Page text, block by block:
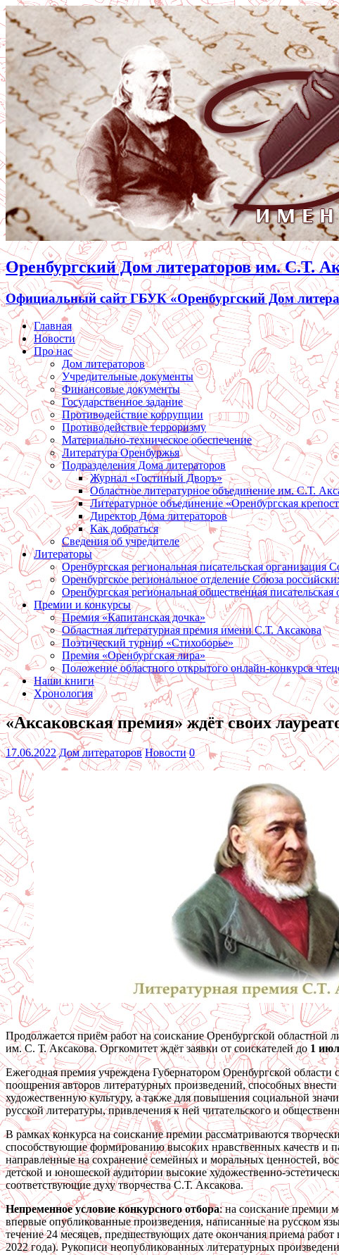
Оренбургский Дом литераторов им. С.Т.
Официальный сайт ГБУК «Оренбургский Дом
Главная
Новости
Про нас
Дом литераторов
Учредительные документы
Финансовые документы
Государственное задание
Противодействие коррупции
Противодействие терроризму
Материально-техническое обеспечение
Литература Оренбуржья
Подразделения Дома литераторов
Журнал «Гостиный Дворъ»
Областное литературное объединение им. С.Т.
Литературное объединение «Оренбургская
Директор Дома литераторов
Как добраться
Сведения об учредителе
Литераторы
Оренбургская региональная писательская организация
Оренбургское региональное отделение Союза
Оренбургская региональная общественная писательская
Премии и конкурсы
Премия «Капитанская дочка»
Областная литературная премия имени С.Т. Аксакова
Поэтический турнир «Стихоборье»
Премия «Оренбургская лира»
Положение областного открытого онлайн-конкурса
Наши книги
Хронология
«Аксаковская премия» ждёт своих
17.06.2022 Дом литераторов Новости 0
Продолжается приём работ на соискание Оренбургской областной
им. С. Т. Аксакова. Оргкомитет ждёт заявки от соискателей до 1
Ежегодная премия учреждена Губернатором Оренбургской области
поощрения авторов литературных произведений, способных
художественную культуру, а также для повышения социальной
русской литературы, привлечения к ней читательского и
В рамках конкурса на соискание премии рассматриваются
способствующие формированию высоких нравственных качеств и
направленные на сохранение семейных и моральных ценностей,
детской и юношеской аудитории высокие художественно-
соответствующие духу творчества С.Т. Аксакова.
Непременное условие конкурсного отбора: на соискание премии
впервые опубликованные произведения, написанные на русском
течение 24 месяцев, предшествующих дате окончания приема
2022 года). Рукописи неопубликованных литературных